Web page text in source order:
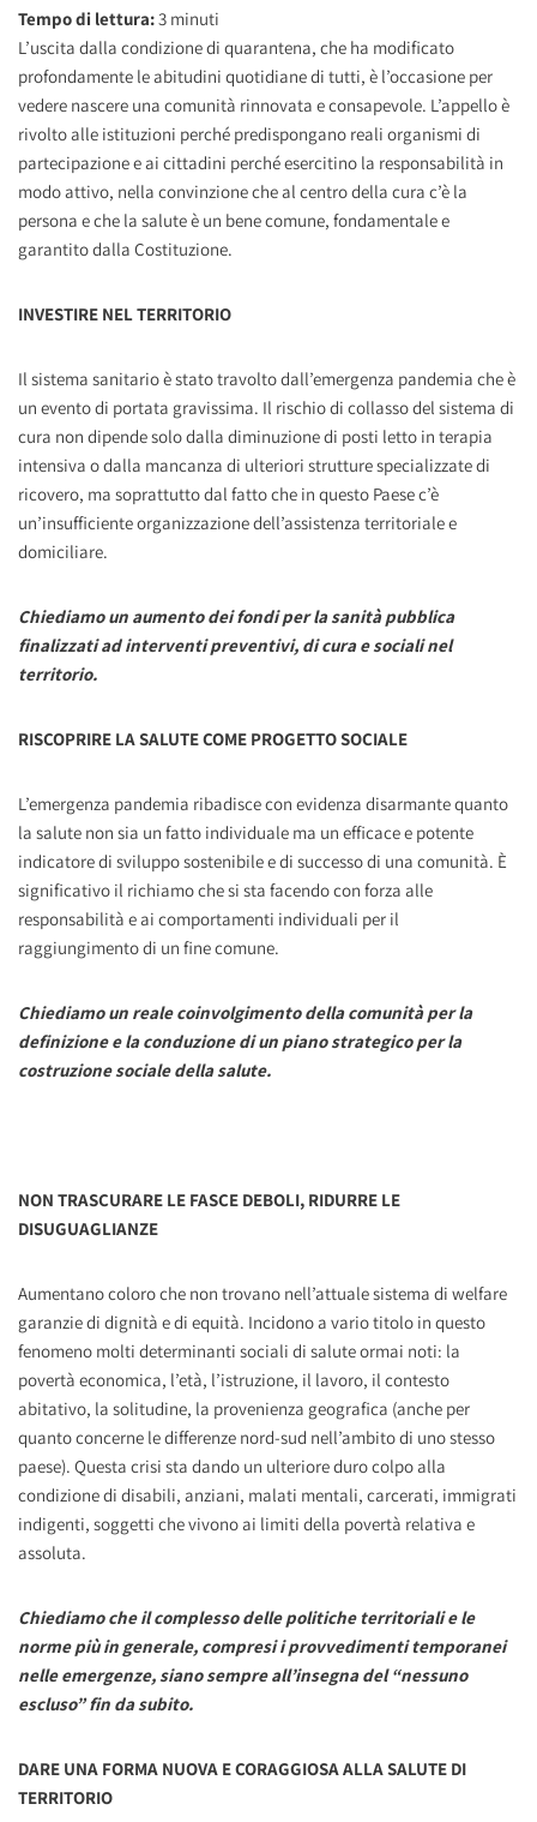
Tempo di lettura:3 minuti
L’uscita dalla condizione di quarantena, che ha modificato
profondamente le abitudini quotidiane di tutti, è l’occasione per
vedere nascere una comunità rinnovata e consapevole. L’appello è
rivolto alle istituzioni perché predispongano reali organismi di
partecipazione e ai cittadini perché esercitino la responsabilità in
modo attivo, nella convinzione che al centro della cura c’è la
persona e che la salute è un bene comune, fondamentale e
garantito dalla Costituzione.
INVESTIRE NEL TERRITORIO
Il sistema sanitario è stato travolto dall’emergenza pandemia che è
un evento di portata gravissima. Il rischio di collasso del sistema di
cura non dipende solo dalla diminuzione di posti letto in terapia
intensiva o dalla mancanza di ulteriori strutture specializzate di
ricovero, ma soprattutto dal fatto che in questo Paese c’è
un’insufficiente organizzazione dell’assistenza territoriale e
domiciliare.
Chiediamo un aumento dei fondi per la sanità pubblica
finalizzati ad interventi preventivi, di cura e sociali nel
territorio.
RISCOPRIRE LA SALUTE COME PROGETTO SOCIALE
L’emergenza pandemia ribadisce con evidenza disarmante quanto
la salute non sia un fatto individuale ma un efficace e potente
indicatore di sviluppo sostenibile e di successo di una comunità. È
significativo il richiamo che si sta facendo con forza alle
responsabilità e ai comportamenti individuali per il
raggiungimento di un fine comune.
Chiediamo un reale coinvolgimento della comunità per la
definizione e la conduzione di un piano strategico per la
costruzione sociale della salute.
NON TRASCURARE LE FASCE DEBOLI, RIDURRE LE
DISUGUAGLIANZE
Aumentano coloro che non trovano nell’attuale sistema di welfare
garanzie di dignità e di equità. Incidono a vario titolo in questo
fenomeno molti determinanti sociali di salute ormai noti: la
povertà economica, l’età, l’istruzione, il lavoro, il contesto
abitativo, la solitudine, la provenienza geografica (anche per
quanto concerne le differenze nord-sud nell’ambito di uno stesso
paese). Questa crisi sta dando un ulteriore duro colpo alla
condizione di disabili, anziani, malati mentali, carcerati, immigrati
indigenti, soggetti che vivono ai limiti della povertà relativa e
assoluta.
Chiediamo che il complesso delle politiche territoriali e le
norme più in generale, compresi i provvedimenti temporanei
nelle emergenze, siano sempre all’insegna del “nessuno
escluso” fin da subito.
DARE UNA FORMA NUOVA E CORAGGIOSA ALLA SALUTE DI
TERRITORIO